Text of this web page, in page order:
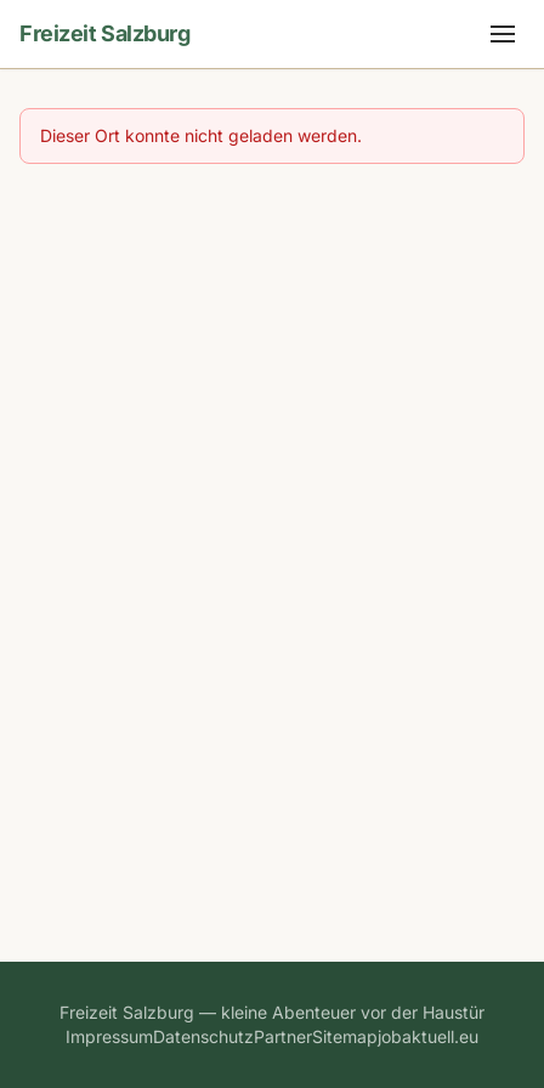
Freizeit Salzburg
Dieser Ort konnte nicht geladen werden.
Freizeit Salzburg — kleine Abenteuer vor der Haustür
ImpressumDatenschutzPartnerSitemapjobaktuell.eu